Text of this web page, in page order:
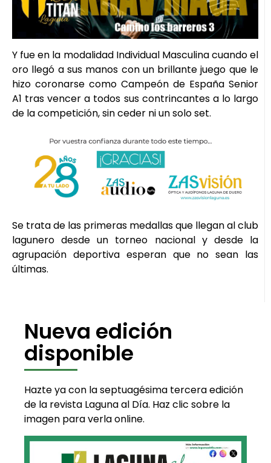
Y fue en la modalidad Individual Masculina cuando el
oro llegó a sus manos con un brillante juego que le
hizo coronarse como Campeón de España Senior
A1 tras vencer a todos sus contrincantes a lo largo
de la competición, sin ceder ni un solo set.
Se trata de las primeras medallas que llegan al club
lagunero desde un torneo nacional y desde la
agrupación deportiva esperan que no sean las
últimas.
Nueva edición
disponible
Hazte ya con la septuagésima tercera edición
de la revista Laguna al Día. Haz clic sobre la
imagen para verla online.